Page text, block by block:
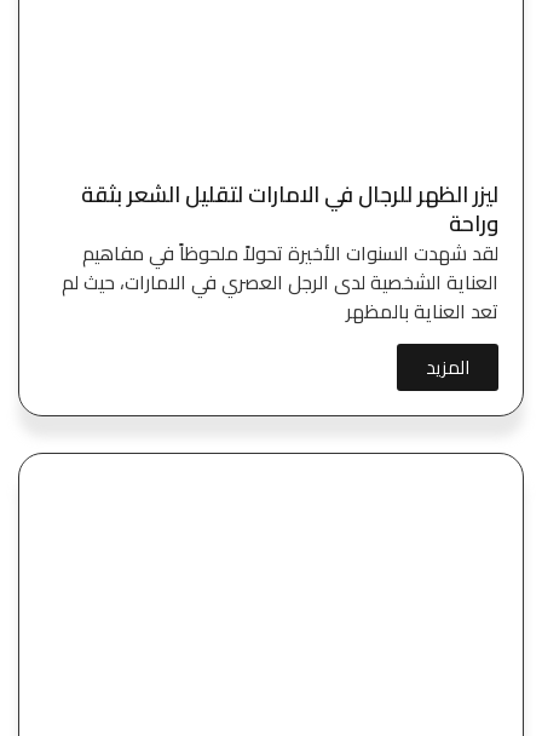
ليزر الظهر للرجال في الامارات لتقليل الشعر بثقة
وراحة
لقد شهدت السنوات الأخيرة تحولاً ملحوظاً في مفاهيم
العناية الشخصية لدى الرجل العصري في الامارات، حيث لم
تعد العناية بالمظهر
المزيد